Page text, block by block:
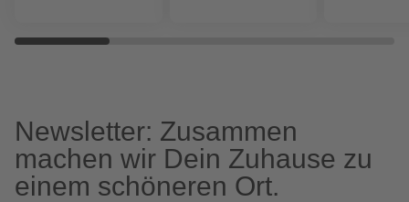
Newsletter: Zusammen
machen wir Dein Zuhause zu
einem schöneren Ort.